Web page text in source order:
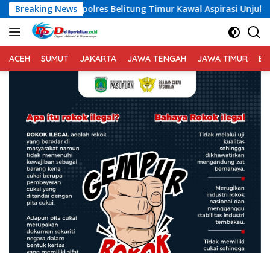
Langsung
ke
konten
Breaking News
Belitung Timur Kawal Aspirasi Unjuk Rasa Masyarakat
ACEH SUMUT JAKARTA JAWA TENGAH JAWA TIMUR